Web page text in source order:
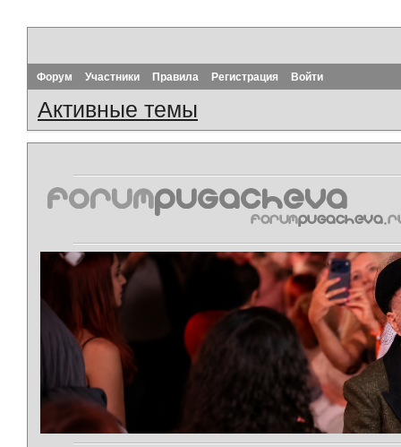
Форум Участники Правила Регистрация Войти
Активные темы